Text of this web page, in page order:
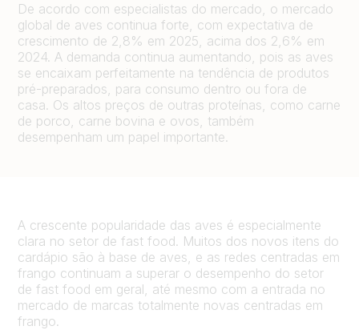
De acordo com especialistas do mercado, o mercado
global de aves continua forte, com expectativa de
crescimento de 2,8% em 2025, acima dos 2,6% em
2024. A demanda continua aumentando, pois as aves
se encaixam perfeitamente na tendência de produtos
pré-preparados, para consumo dentro ou fora de
casa. Os altos preços de outras proteínas, como carne
de porco, carne bovina e ovos, também
desempenham um papel importante.
A crescente popularidade das aves é especialmente
clara no setor de fast food. Muitos dos novos itens do
cardápio são à base de aves, e as redes centradas em
frango continuam a superar o desempenho do setor
de fast food em geral, até mesmo com a entrada no
mercado de marcas totalmente novas centradas em
frango.